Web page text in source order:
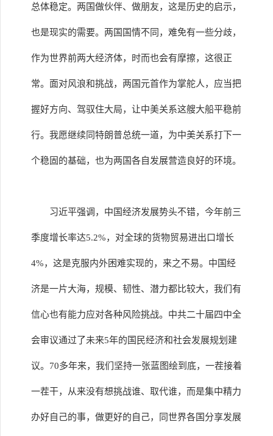
总体稳定。两国做伙伴、做朋友，这是历史的启示，
也是现实的需要。两国国情不同，难免有一些分歧，
作为世界前两大经济体，时而也会有摩擦，这很正
常。面对风浪和挑战，两国元首作为掌舵人，应当把
握好方向、驾驭住大局，让中美关系这艘大船平稳前
行。我愿继续同特朗普总统一道，为中美关系打下一
个稳固的基础，也为两国各自发展营造良好的环境。
习近平强调，中国经济发展势头不错，今年前三
季度增长率达5.2%，对全球的货物贸易进出口增长
4%，这是克服内外困难实现的，来之不易。中国经
济是一片大海，规模、韧性、潜力都比较大，我们有
信心也有能力应对各种风险挑战。中共二十届四中全
会审议通过了未来5年的国民经济和社会发展规划建
议。70多年来，我们坚持一张蓝图绘到底，一茬接着
一茬干，从来没有想挑战谁、取代谁，而是集中精力
办好自己的事，做更好的自己，同世界各国分享发展